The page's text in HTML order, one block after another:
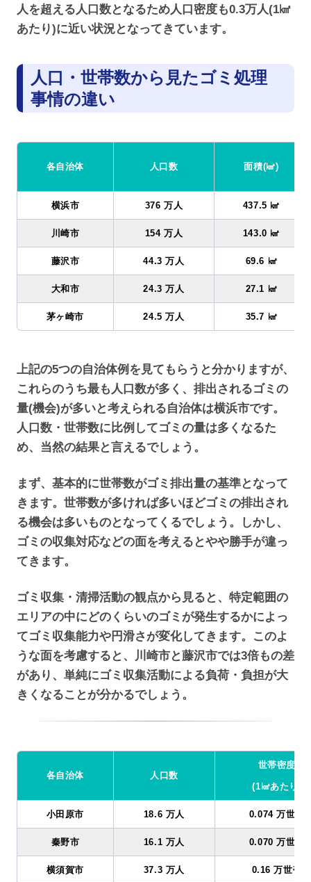
人を超える人口数となるため人口密度も0.3万人(1㎢
あたり)に近い状況となってきています。
人口・世帯数から見たゴミ処理
事情の違い
各自治体 人口数 面積(㎢)
横浜市 376 万人 437.5 ㎢
川崎市 154 万人 143.0 ㎢
藤沢市 44.3 万人 69.6 ㎢
大和市 24.3 万人 27.1 ㎢
茅ヶ崎市 24.5 万人 35.7 ㎢
上記の5つの自治体例を見てもらうと分かりますが、
これらのうち最も人口数が多く、排出されるゴミの
量(機会)が多いと考えられる自治体は横浜市です。
人口数・世帯数に比例してゴミの量は多くなるた
め、当然の結果と言えるでしょう。
まず、基本的に世帯数がゴミ排出量の基準となって
きます。世帯数が多ければ多いほどゴミの排出され
る機会は多いものとなってくるでしょう。しかし、
ゴミの収集対応などの面を考えるとやや勝手が違っ
てきます。
ゴミ収集・清掃活動の観点から見ると、特定範囲の
エリアの中にどのくらいのゴミが発生するかによっ
てゴミ収集能力や円滑さが変化してきます。このよ
うな面を考慮すると、川崎市と藤沢市では3倍もの差
があり、単純にゴミ収集活動による負荷・負担が大
きくなることが分かるでしょう。
各自治体 人口数
世帯密度
(1㎢あたり)
小田原市 18.6 万人 0.074 万世帯
秦野市 16.1 万人 0.070 万世帯
横須賀市 37.3 万人 0.16 万世帯